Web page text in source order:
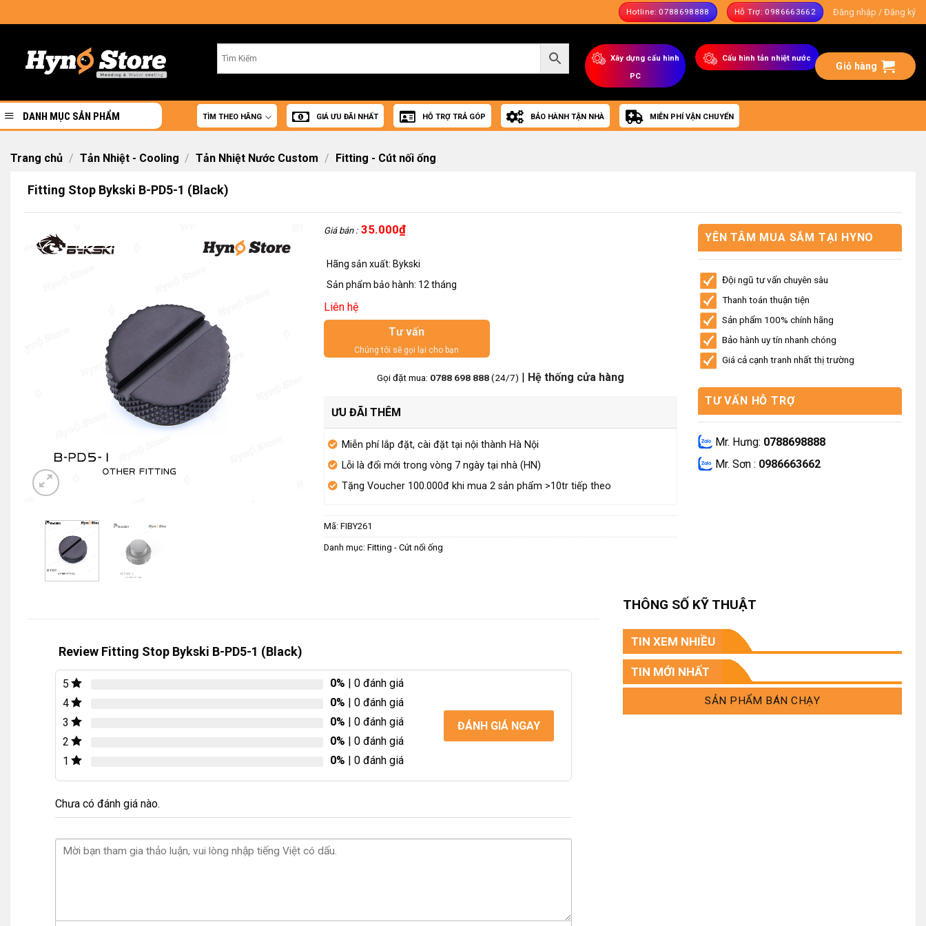
to
Hotline: 0788698888 Hỗ Trợ: 0986663662 Đăng nhập / Đăng ký
Xây dựng cấu hình
PC
Cấu hình tản nhiệt nước
Giỏ hàng
DANH MỤC SẢN PHẨM TÌM THEO HÃNG GIÁ ƯU ĐÃI NHẤT HỖ TRỢ TRẢ GÓP BẢO HÀNH TẬN NHÀ MIỄN PHÍ VẬN CHUYỂN
Trang chủ / Tản Nhiệt - Cooling / Tản Nhiệt Nước Custom / Fitting - Cút nối ống
Fitting Stop Bykski B-PD5-1 (Black)
Giá bán : 35.000₫
Hãng sản xuất: Bykski
Sản phẩm bảo hành: 12 tháng
Liên hệ
Tư vấn
Chúng tôi sẽ gọi lại cho bạn
Gọi đặt mua: 0788 698 888(24/7) Hệ thống cửa hàng
ƯU ĐÃI THÊM
Miễn phí lắp đặt, cài đặt tại nội thành Hà Nội
Lỗi là đổi mới trong vòng 7 ngày tại nhà (HN)
Tặng Voucher 100.000đ khi mua 2 sản phẩm >10tr tiếp theo
Mã: FIBY261
Danh mục: Fitting - Cút nối ống
YÊN TÂM MUA SẮM TẠI HYNO
Đội ngũ tư vấn chuyên sâu
Thanh toán thuận tiện
Sản phẩm 100% chính hãng
Bảo hành uy tín nhanh chóng
Giá cả cạnh tranh nhất thị trường
TƯ VẤN HỖ TRỢ
Mr. Hưng: 0788698888
Mr. Sơn : 0986663662
Review Fitting Stop Bykski B-PD5-1 (Black)
5 0% | 0 đánh giá
4
0% | 0 đánh giá
3
0% | 0 đánh giá
2
0% | 0 đánh giá
1
0% | 0 đánh giá
ĐÁNH GIÁ NGAY
Chưa có đánh giá nào.
THÔNG SỐ KỸ THUẬT
TIN XEM NHIỀU
TIN MỚI NHẤT
SẢN PHẨM BÁN CHẠY